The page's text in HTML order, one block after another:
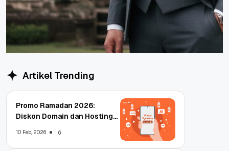
Artikel Trending
Promo Ramadan 2026:
Diskon Domain dan Hosting
10 Feb, 2026 6